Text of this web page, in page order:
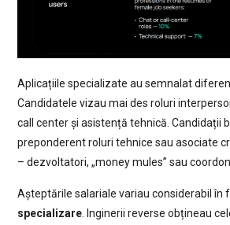
Aplicațiile specializate au semnalat
Candidatele vizau mai des roluri
call center și asistență tehnică. Candidații
preponderent roluri tehnice sau asociate
– dezvoltatori, „money mules” sau
Așteptările salariale variau considerabil în
specializare. Inginerii reverse obțineau